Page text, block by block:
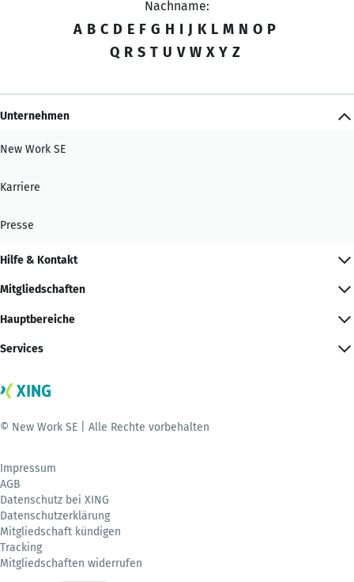
Nachname:
A B C D E F G H I J K L M N O P
Q R S T U V W X Y Z
Unternehmen
New Work SE
Karriere
Presse
Hilfe & Kontakt
Mitgliedschaften
Hauptbereiche
Services
© New Work SE | Alle Rechte vorbehalten
Impressum
AGB
Datenschutz bei XING
Datenschutzerklärung
Mitgliedschaft kündigen
Tracking
Mitgliedschaften widerrufen